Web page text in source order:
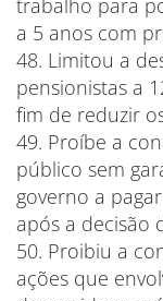
trabalho para
a 5 anos com
48. Limitou a
pensionistas a
fim de reduzir
49. Proíbe a
público sem
governo a
após a decisão
50. Proibiu a
ações que